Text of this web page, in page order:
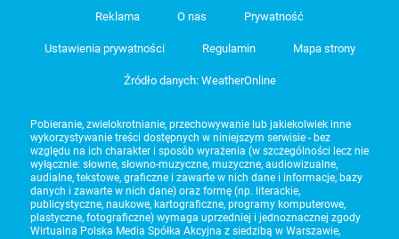
Reklama O nas Prywatność
Ustawienia prywatności Regulamin Mapa strony
Źródło danych: WeatherOnline
Pobieranie, zwielokrotnianie, przechowywanie lub jakiekolwiek inne
wykorzystywanie treści dostępnych w niniejszym serwisie - bez
względu na ich charakter i sposób wyrażenia (w szczególności lecz nie
wyłącznie: słowne, słowno-muzyczne, muzyczne, audiowizualne,
audialne, tekstowe, graficzne i zawarte w nich dane i informacje, bazy
danych i zawarte w nich dane) oraz formę (np. literackie,
publicystyczne, naukowe, kartograficzne, programy komputerowe,
plastyczne, fotograficzne) wymaga uprzedniej i jednoznacznej zgody
Wirtualna Polska Media Spółka Akcyjna z siedzibą w Warszawie,